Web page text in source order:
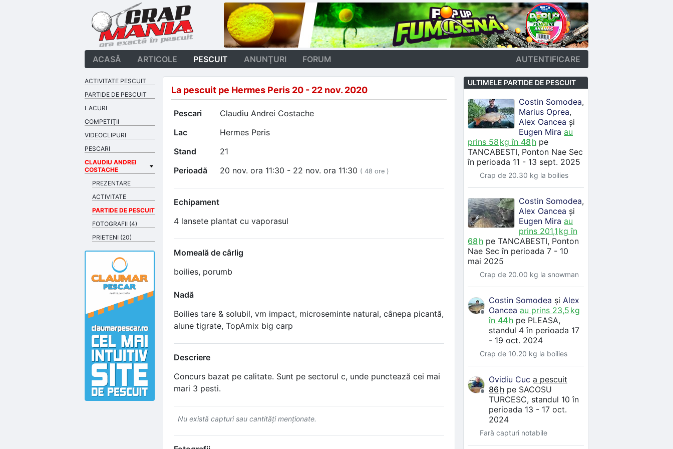
ACASĂ ARTICOLE PESCUIT ANUNŢURI FORUM AUTENTIFICARE
La pescuit pe Hermes Peris 20 - 22 nov. 2020
Pescari
Claudiu Andrei Costache
Lac
Hermes Peris
Stand
21
Perioadă
20 nov. ora 11:30 - 22 nov. ora 11:30 ( 48 ore )
Echipament
4 lansete plantat cu vaporasul
Momeală de cârlig
boilies, porumb
Nadă
Boilies tare & solubil, vm impact, microseminte natural, cânepa picantă,
alune tigrate, TopAmix big carp
Descriere
Concurs bazat pe calitate. Sunt pe sectorul c, unde punctează cei mai
mari 3 pesti.
Nu există capturi sau cantităţi menţionate.
ACTIVITATE PESCUIT
PARTIDE DE PESCUIT
LACURI
COMPETIŢII
VIDEOCLIPURI
PESCARI
CLAUDIU ANDREI
COSTACHE
PREZENTARE
ACTIVITATE
PARTIDE DE PESCUIT
FOTOGRAFII (4)
PRIETENI (20)
ULTIMELE PARTIDE DE PESCUIT
Costin Somodea,
Marius Oprea,
Alex Oancea și
Eugen Mira au
prins 58 kg în 48 h pe
TANCABESTI, Ponton Nae Sec
în perioada 11 - 13 sept. 2025
Crap de 20.30 kg la boilies
Costin Somodea,
Alex Oancea și
Eugen Mira au
prins 201,1 kg în
68 h pe TANCABESTI, Ponton
Nae Secîn perioada 7 - 10
mai 2025
Crap de 20.00 kg la snowman
Costin Somodea și Alex
Oancea au prins 23,5 kg
în 44h pe PLEASA,
standul 4în perioada 17
- 19 oct. 2024
Crap de 10.20 kg la boilies
Ovidiu Cuc a pescuit
86h pe SACOSU
TURCESC, standul 10în
perioada 13 - 17 oct.
2024
Fară capturi notabile